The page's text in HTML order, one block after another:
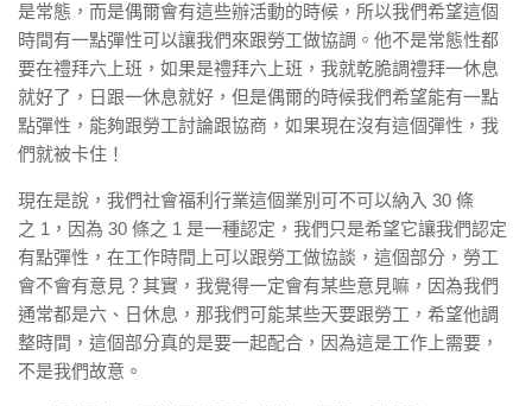
是常態，而是偶爾會有這些辦活動的時候，所以我們希望這個
時間有一點彈性可以讓我們來跟勞工做協調。他不是常態性都
要在禮拜六上班，如果是禮拜六上班，我就乾脆調禮拜一休息
就好了，日跟一休息就好，但是偶爾的時候我們希望能有一點
點彈性，能夠跟勞工討論跟協商，如果現在沒有這個彈性，我
們就被卡住！
現在是說，我們社會福利行業這個業別可不可以納入 30 條
之 1，因為 30 條之 1 是一種認定，我們只是希望它讓我們認定
有點彈性，在工作時間上可以跟勞工做協談，這個部分，勞工
會不會有意見？其實，我覺得一定會有某些意見嘛，因為我們
通常都是六、日休息，那我們可能某些天要跟勞工，希望他調
整時間，這個部分真的是要一起配合，因為這是工作上需要，
不是我們故意。